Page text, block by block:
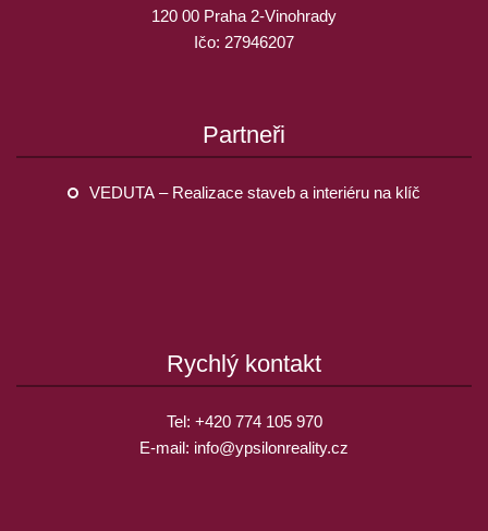
120 00 Praha 2-Vinohrady
Ičo: 27946207
Partneři
VEDUTA – Realizace staveb a interiéru na klíč
Rychlý kontakt
Tel: +420 774 105 970
E-mail: info@ypsilonreality.cz